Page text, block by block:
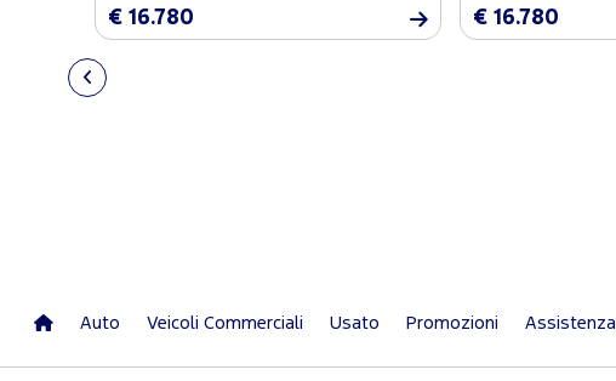
€ 16.780 € 16.780
Auto Veicoli Commerciali Usato Promozioni Assistenza